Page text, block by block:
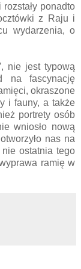
ponadto
z Raju i
wydarzenia, o
nie jest typową
na fascynację
okraszone
i fauny, a także
portrety osób
wniosło nową
nas na
ostatnia tego
ramię w